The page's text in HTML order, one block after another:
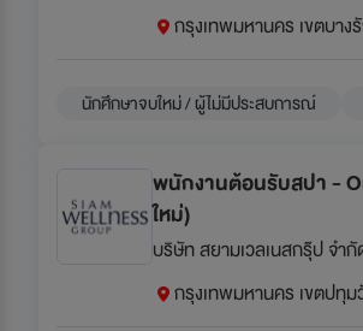
กรุงเทพมหานคร เขตบาง
นักศึกษาจบใหม่ / ผู้ไม่มีประสบการณ์
พนักงานต้อนรับสปา -
ใหม่)
บริษัท สยามเวลเนสกรุ๊ป จำ
กรุงเทพมหานคร เขตปทุ